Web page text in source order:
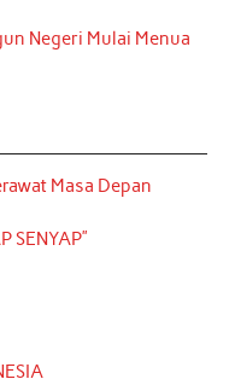
Negeri Mulai Menua
Masa Depan
SENYAP”